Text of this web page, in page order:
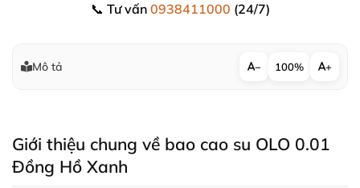
📞 Tư vấn 0938411000 (24/7)
Mô tả − 100% +
Giới thiệu chung về bao cao su OLO 0.01
Đồng Hồ Xanh